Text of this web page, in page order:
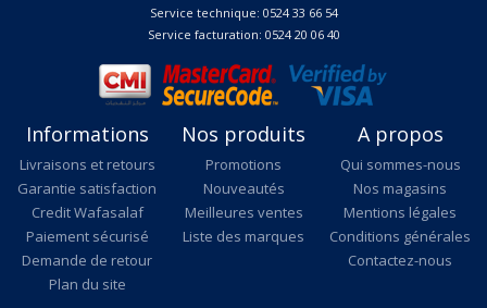
Service technique: 0524 33 66 54
Service facturation: 0524 20 06 40
Informations
Livraisons et retours
Garantie satisfaction
Credit Wafasalaf
Paiement sécurisé
Demande de retour
Plan du site
Nos produits
Promotions
Nouveautés
Meilleures ventes
Liste des marques
A propos
Qui sommes-nous
Nos magasins
Mentions légales
Conditions générales
Contactez-nous